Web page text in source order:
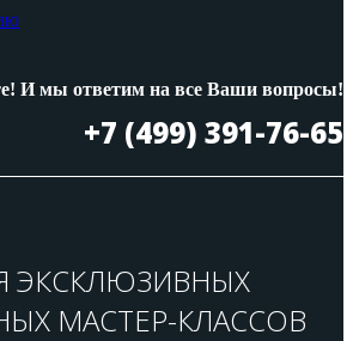
И мы ответим на все Ваши вопросы!
+7 (499) 391-76-65
ЭКСКЛЮЗИВНЫХ
МАСТЕР-КЛАССОВ